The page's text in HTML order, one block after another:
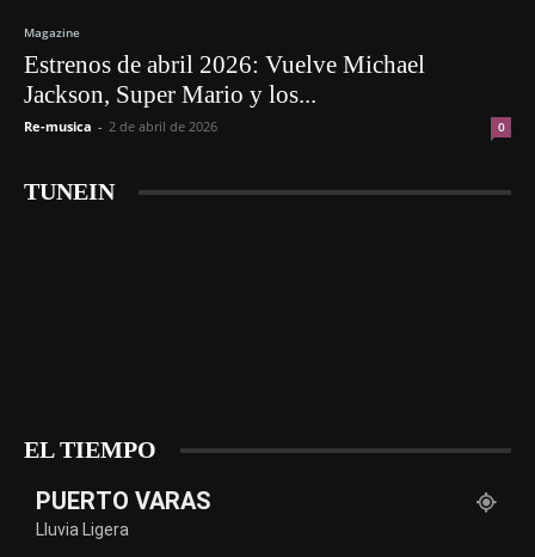
Magazine
Estrenos de abril 2026: Vuelve Michael
Jackson, Super Mario y los...
Re-musica - 2 de abril de 2026 0
TUNEIN
EL TIEMPO
PUERTO VARAS
Lluvia Ligera